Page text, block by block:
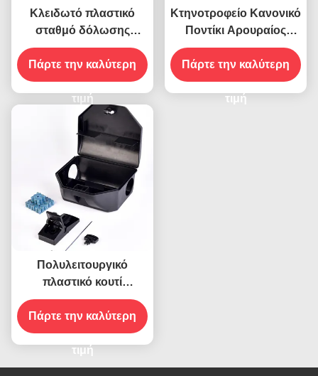
Κλειδωτό πλαστικό
σταθμό δόλωσης
αρουραίων για
αποτελεσματικό έλεγχο
παρασίτων στο σπίτι,
στο ξενοδοχείο και στο
γραφείο
Πάρτε την καλύτερη
τιμή
Κτηνοτροφείο Κανονικό
Ποντίκι Αρουραίος
Αρουραίος παγίδα κουτί
σκληρό ανθεκτικό
μαύρο πλαστικό
δόλωμα Σταθμός
Πάρτε την καλύτερη
τιμή
Πολυλειτουργικό
πλαστικό κουτί
κλειδωτό ποντίκια
ποντίκια παγίδα
δόλωμα σταθμός με
χώρο για την ελατήρια
παγίδα και δόλωμα
Πάρτε την καλύτερη
τιμή